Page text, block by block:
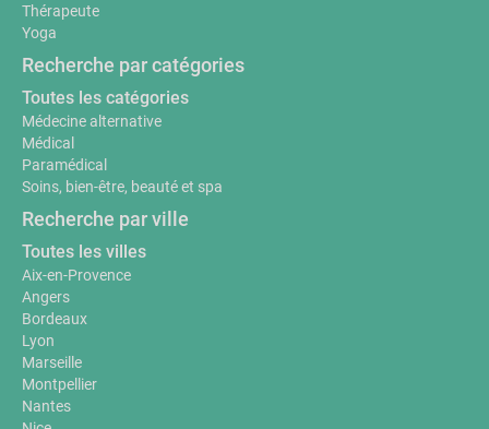
Thérapeute
Yoga
Recherche par catégories
Toutes les catégories
Médecine alternative
Médical
Paramédical
Soins, bien-être, beauté et spa
Recherche par ville
Toutes les villes
Aix-en-Provence
Angers
Bordeaux
Lyon
Marseille
Montpellier
Nantes